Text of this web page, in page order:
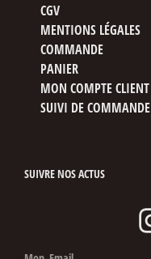
CGV
MENTIONS LÉGALES
COMMANDE
PANIER
MON COMPTE CLIENT
SUIVI DE COMMANDE
SUIVRE NOS ACTUS